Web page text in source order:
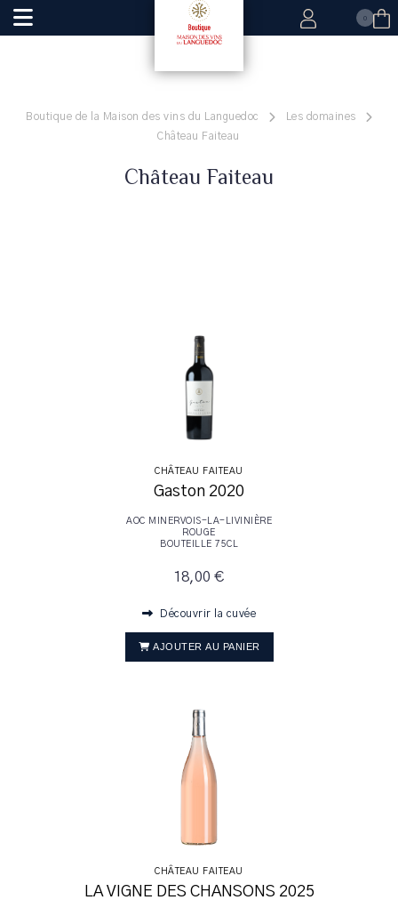
0
Boutique de la Maison des vins du Languedoc
Les domaines
Château Faiteau
Château Faiteau
CHÂTEAU FAITEAU
Gaston 2020
AOC MINERVOIS-LA-LIVINIÈRE
ROUGE
BOUTEILLE 75CL
18,00 €
Découvrir la cuvée
AJOUTER AU PANIER
CHÂTEAU FAITEAU
LA VIGNE DES CHANSONS 2025